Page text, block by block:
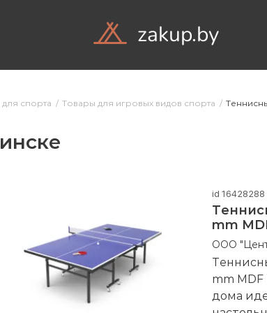
zakup.by
спорта Товары для игровых видов спорта
id 16428288
mm
ООО
mm
дома